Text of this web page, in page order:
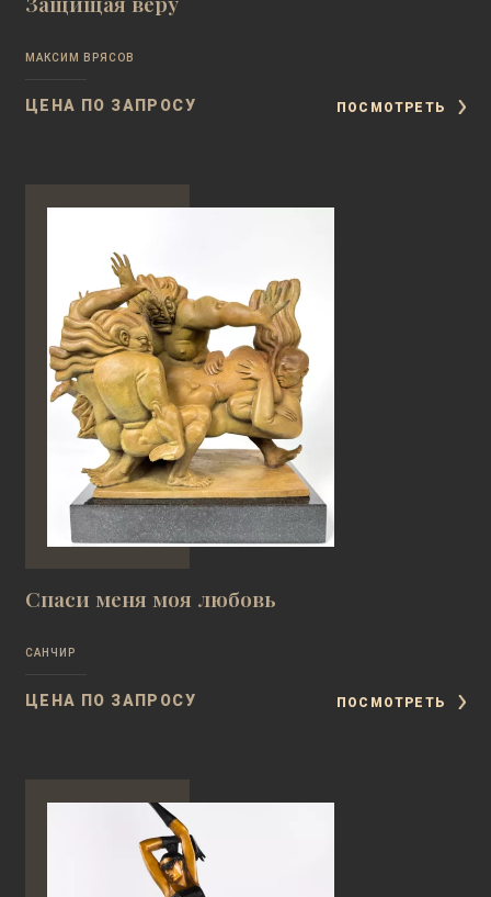
МАКСИМ ВРЯСОВ
ЦЕНА ПО ЗАПРОСУ ПОСМОТРЕТЬ
Спаси меня моя любовь
САНЧИР
ЦЕНА ПО ЗАПРОСУ ПОСМОТРЕТЬ